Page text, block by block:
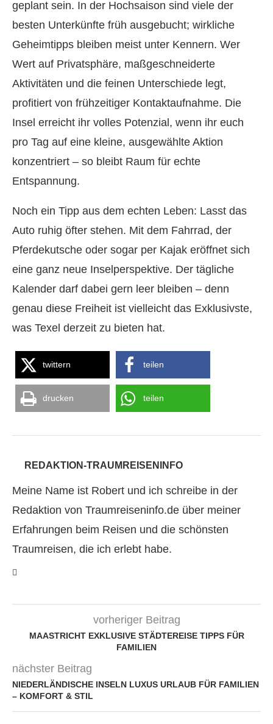
geplant sein. In der Hochsaison sind viele der
besten Unterkünfte früh ausgebucht; wirkliche
Geheimtipps bleiben meist unter Kennern. Wer
Wert auf Privatsphäre, maßgeschneiderte
Aktivitäten und die feinen Unterschiede legt,
profitiert von frühzeitiger Kontaktaufnahme. Die
Insel erreicht ihr volles Potenzial, wenn ihr euch
pro Tag auf eine kleine, ausgewählte Aktion
konzentriert – so bleibt Raum für echte
Entspannung.
Noch ein Tipp aus dem echten Leben: Lasst das
Auto ruhig öfter stehen. Mit dem Fahrrad, der
Pferdekutsche oder sogar per Kajak eröffnet sich
eine ganz neue Inselperspektive. Der tägliche
Kalender darf dabei gern leer bleiben – denn
genau diese Freiheit ist vielleicht das Exklusivste,
was Texel derzeit zu bieten hat.
twittern teilen
drucken teilen
REDAKTION-TRAUMREISENINFO
Meine Name ist Robert und ich schreibe in der
Redaktion von Traumreiseninfo.de über meiner
Erfahrungen beim Reisen und die schönsten
Traumreisen, die ich erlebt habe.
vorheriger Beitrag
MAASTRICHT EXKLUSIVE STÄDTEREISE TIPPS FÜR
FAMILIEN
nächster Beitrag
NIEDERLÄNDISCHE INSELN LUXUS URLAUB FÜR FAMILIEN
– KOMFORT & STIL